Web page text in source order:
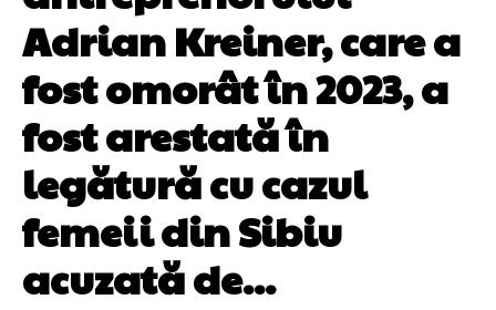
Adrian Kreiner, care a
fost omorât în 2023, a
fost arestată în
legătură cu cazul
femeii din Sibiu
acuzată de...